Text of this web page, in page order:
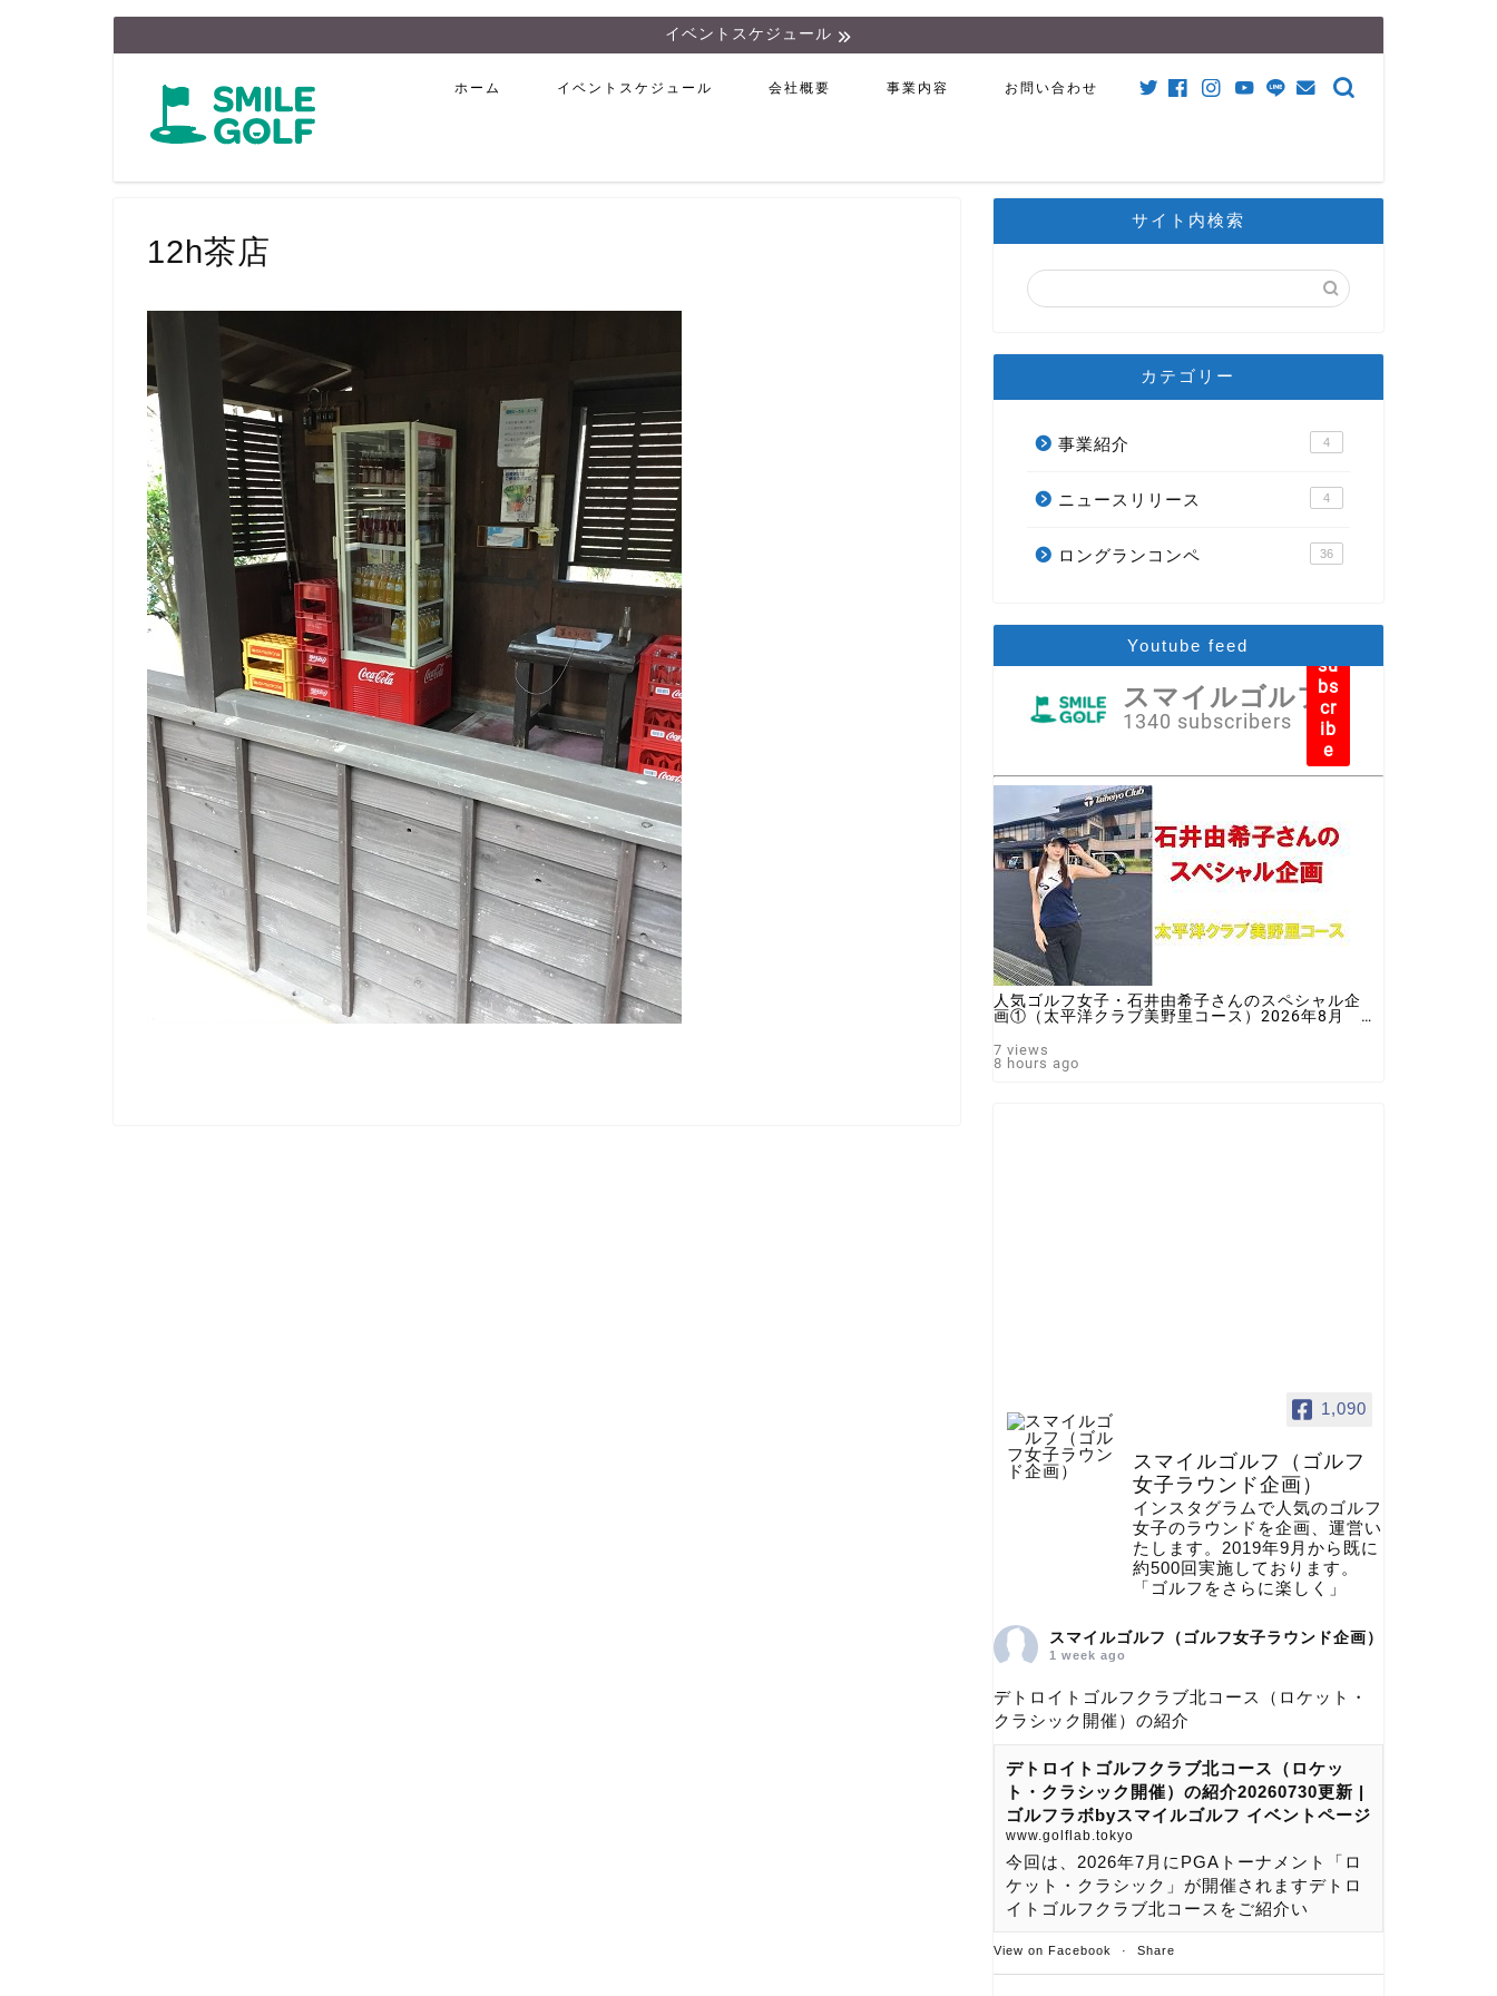
イベントスケジュール
ホーム イベントスケジュール 会社概要 事業内容 お問い合わせ
12h茶店
サイト内検索
カテゴリー
事業紹介 4
ニュースリリース 4
ロングランコンペ 36
Youtube feed
スマイルゴルフ
1340 subscribers
su
bs
cr
ib
e
人気ゴルフ女子・石井由希子さんのスペシャル企
画①（太平洋クラブ美野里コース）2026年8月 ♯
画 ♯スマイルゴルフ
7 views
8 hours ago
1,090
スマイルゴルフ（ゴルフ
女子ラウンド企画）
インスタグラムで人気のゴルフ
女子のラウンドを企画、運営い
たします。2019年9月から既に
約500回実施しております。
「ゴルフをさらに楽しく」
スマイルゴルフ（ゴルフ女子ラウンド企画）
1 week ago
デトロイトゴルフクラブ北コース（ロケット・
クラシック開催）の紹介
デトロイトゴルフクラブ北コース（ロケッ
ト・クラシック開催）の紹介20260730更新 |
ゴルフラボbyスマイルゴルフ イベントページ
www.golflab.tokyo
今回は、2026年7月にPGAトーナメント「ロ
ケット・クラシック」が開催されますデトロ
イトゴルフクラブ北コースをご紹介い
View on Facebook · Share